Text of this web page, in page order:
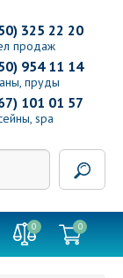
продаж
325 22 20
пруды
954 11 14
spa
101 01 57
0 0